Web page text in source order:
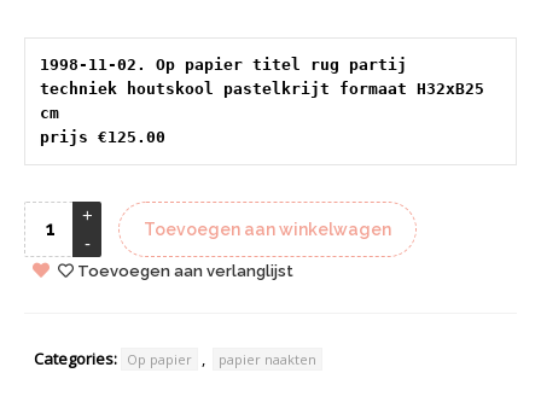
1998-11-02. Op papier titel rug partij
techniek houtskool pastelkrijt formaat H32xB25
cm
prijs €125.00
Toevoegen aan winkelwagen
Toevoegen aan verlanglijst
Categories: Op papier , papier naakten